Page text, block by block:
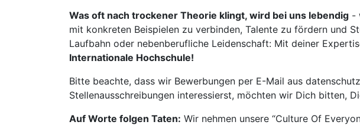
Was oft nach trockener Theorie klingt, wird bei uns lebendig -
mit konkreten Beispielen zu verbinden, Talente zu fördern und
Laufbahn oder nebenberufliche Leidenschaft: Mit deiner
Internationale Hochschule!
Bitte beachte, dass wir Bewerbungen per E-Mail aus
Stellenausschreibungen interessierst, möchten wir Dich bitten,
Auf Worte folgen Taten: Wir nehmen unsere “Culture Of